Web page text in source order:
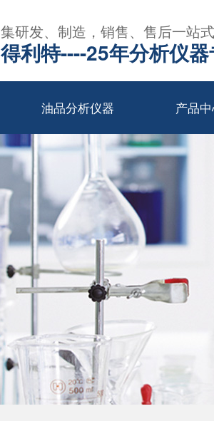
集研发、制造，销售、售后一站
得利特----25年分析仪
油品分析仪器 产品